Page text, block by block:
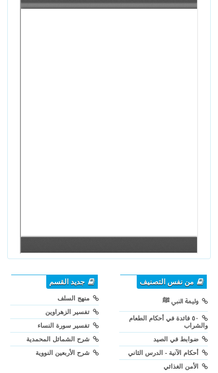
من نفس التصنيف
وليمة النبي ﷺ
٥٠ فائدة في أحكام الطعام
والشراب
ضوابط في الصيد
أحكام الآنية - الدرس الثاني
الأمن الغذائي
جديد القسم
منهج السلف
تفسير الزهراوين
تفسير سورة النساء
شرح الشمائل المحمدية
شرح الأربعين النووية